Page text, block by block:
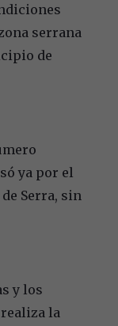
serrana
de
ya por el
Serra, sin
y los
la